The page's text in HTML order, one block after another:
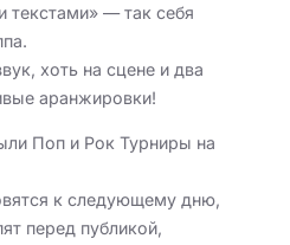
текстами» — так себя
хоть на сцене и два
аранжировки!
Поп и Рок Турниры на
к следующему дню,
перед публикой,